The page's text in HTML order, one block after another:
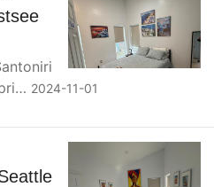
2024-11-01